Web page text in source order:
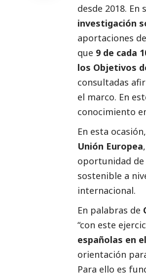
desde 2018.
investigación
aportaciones
que 9 de cada
los Objetivos
consultadas
el marco. En
conocimiento
En esta
Unión Europea
oportunidad
sostenible a
internacional.
En palabras de
“con este
españolas en
orientación
Para ello es